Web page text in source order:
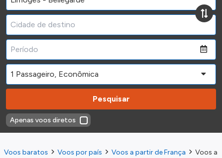
Pesquisar
Apenas voos diretos
Voos baratos Voos por país Voos a partir de França Voos a